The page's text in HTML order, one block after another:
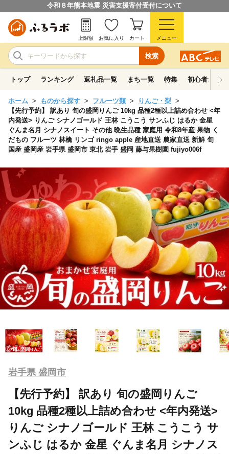
令和８年熊本地震 災害支援寄付受付について
検索
上限額 お気に入り カート メニュー
トップ ランキング 返礼品一覧 まち一覧 特集 初心者ガイド
ホーム ものから探す フルーツ類
りんご・梨
【先行予約】 訳あり 旬の盛岡りんご 10kg 品種2種以上詰め合わせ <年
内発送> りんご シナノゴールド 王林 こうこう サンふじ はるか 金星
ぐんま名月 シナノスイート その他 晩生品種 家庭用 令和8年産 果物 く
だもの フルーツ 林檎 リンゴ ringo apple 産地直送 農家直送 新鮮 旬
国産 盛岡産 岩手県 盛岡市 東北 岩手 盛岡 藤与果樹園 fujiyo006f
岩手県 盛岡市
【先行予約】 訳あり 旬の盛岡りんご
10kg 品種2種以上詰め合わせ <年内発送>
りんご シナノゴールド 王林 こうこう サ
ンふじ はるか 金星 ぐんま名月 シナノス